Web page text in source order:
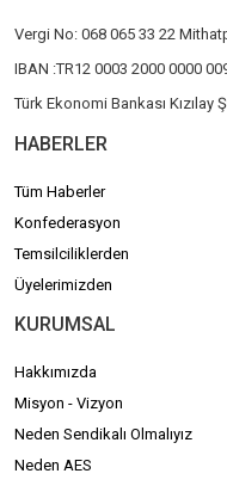
Vergi No: 068 065 33 22
IBAN :TR12 0003 2000 0000
Türk Ekonomi Bankası Kızılay
HABERLER
Tüm Haberler
Konfederasyon
Temsilciliklerden
Üyelerimizden
KURUMSAL
Hakkımızda
Misyon - Vizyon
Neden Sendikalı Olmalıyız
Neden AES